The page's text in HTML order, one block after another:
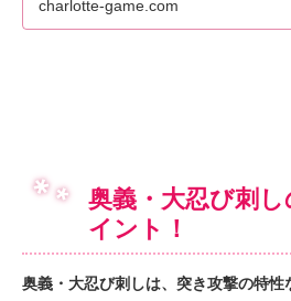
charlotte-game.com
奥義・大忍び刺
イント！
奥義・大忍び刺しは、 突き攻撃の特性